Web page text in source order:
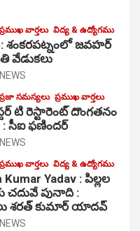
వార్తలు విద్య & ఉద్యోగము
శంకరపట్నంలో జవహర్
వేడుకలు
సమస్యలు ప్రముఖ వార్తలు
టి రెస్టారెంట్ దొంగతనం
: సీఐ ఫణిందర్
వార్తలు విద్య & ఉద్యోగము
Yadav : పిల్లల
చదువే పునాది :
శరత్ కుమార్ యాదవ్